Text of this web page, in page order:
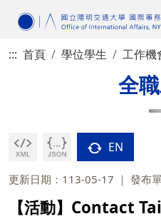
::: 首頁 學位學生 工作機
全
EN
更新日期：113-05-17 發布
【活動】Contact